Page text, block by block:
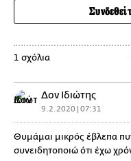
1 σχόλια
Δον Ιδιώτης
9.2.2020 | 07:31
Θυμάμαι μικρός έβλεπα
συνειδητοποιώ ότι έχω